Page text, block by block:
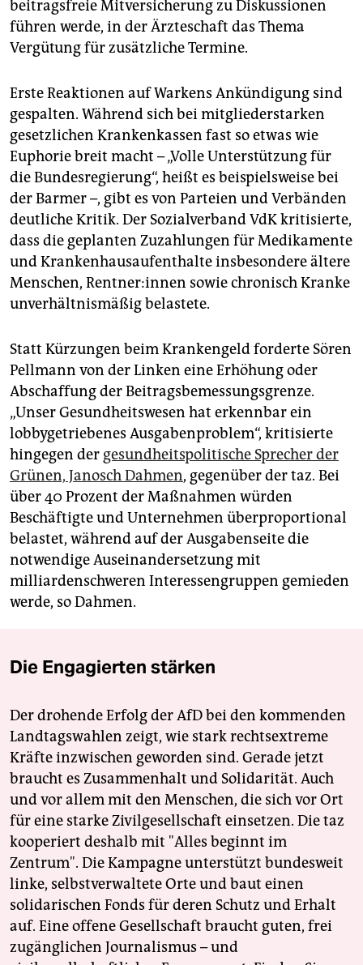
beitragsfreie Mitversicherung zu Diskussionen
führen werde, in der Ärzteschaft das Thema
Vergütung für zusätzliche Termine.
Erste Reaktionen auf Warkens Ankündigung sind
gespalten. Während sich bei mitgliederstarken
gesetzlichen Krankenkassen fast so etwas wie
Euphorie breit macht – „Volle Unterstützung für
die Bundesregierung“, heißt es beispielsweise bei
der Barmer –, gibt es von Parteien und Verbänden
deutliche Kritik. Der Sozialverband VdK kritisierte,
dass die geplanten Zuzahlungen für Medikamente
und Krankenhausaufenthalte insbesondere ältere
Menschen, Rent­ne­r:in­nen sowie chronisch Kranke
unverhältnismäßig belastete.
Statt Kürzungen beim Krankengeld forderte Sören
Pellmann von der Linken eine Erhöhung oder
Abschaffung der Beitragsbemessungsgrenze.
„Unser Gesundheitswesen hat erkennbar ein
lobbygetriebenes Ausgabenproblem“, kritisierte
hingegen der gesundheitspolitische Sprecher der
Grünen, Janosch Dahmen, gegenüber der taz. Bei
über 40 Prozent der Maßnahmen würden
Beschäftigte und Unternehmen überproportional
belastet, während auf der Ausgabenseite die
notwendige Auseinandersetzung mit
milliardenschweren Interessengruppen gemieden
werde, so Dahmen.
Die Engagierten stärken
Der drohende Erfolg der AfD bei den kommenden
Landtagswahlen zeigt, wie stark rechtsextreme
Kräfte inzwischen geworden sind. Gerade jetzt
braucht es Zusammenhalt und Solidarität. Auch
und vor allem mit den Menschen, die sich vor Ort
für eine starke Zivilgesellschaft einsetzen. Die taz
kooperiert deshalb mit "Alles beginnt im
Zentrum". Die Kampagne unterstützt bundesweit
linke, selbstverwaltete Orte und baut einen
solidarischen Fonds für deren Schutz und Erhalt
auf. Eine offene Gesellschaft braucht guten, frei
zugänglichen Journalismus – und